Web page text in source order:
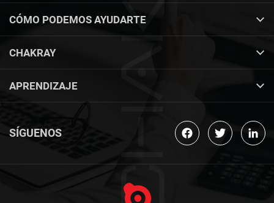
CÓMO PODEMOS AYUDARTE
CHAKRAY
APRENDIZAJE
SÍGUENOS